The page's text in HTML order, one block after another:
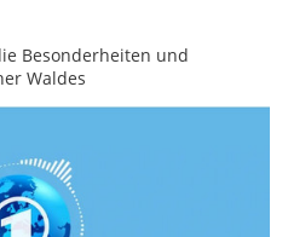
Besonderheiten und
Waldes